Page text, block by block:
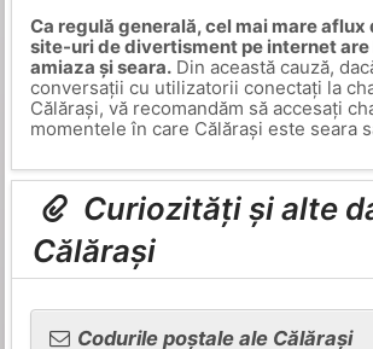
Ca regulă generală, cel mai mare aflux
site-uri de divertisment pe internet are
amiaza și seara.Din această cauză,
conversații cu utilizatorii conectați la
Călărași, vă recomandăm să accesați
momentele în care Călărași este seara
Curiozități și alte
Călărași
Codurile poștale ale Călărași